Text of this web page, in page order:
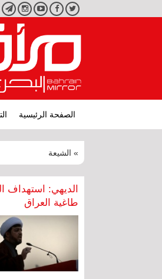
تويتر فيسبوكيوتيوب
الصفحة الرئيسية
» الشيعة
الديهي: استهداف
طاغية العراق